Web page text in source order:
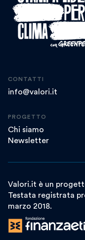
CONTATTI
info@valori.it
PROGETTO
Chi siamo
Newsletter
Valori.it è un
Testata registrata
marzo 2018.